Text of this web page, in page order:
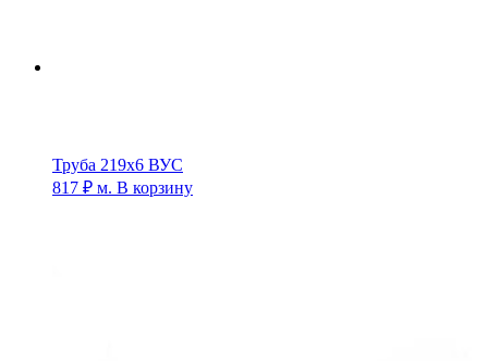
Труба 219х6 ВУС
817 ₽ м. В корзину